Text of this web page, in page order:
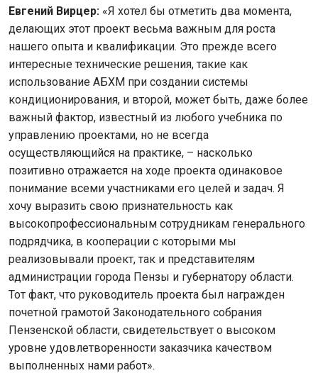
Евгений Вирцер: «Я хотел бы отметить два момента,
делающих этот проект весьма важным для роста
нашего опыта и квалификации. Это прежде всего
интересные технические решения, такие как
использование АБХМ при создании системы
кондиционирования, и второй, может быть, даже более
важный фактор, известный из любого учебника по
управлению проектами, но не всегда
осуществляющийся на практике, – насколько
позитивно отражается на ходе проекта одинаковое
понимание всеми участниками его целей и задач. Я
хочу выразить свою признательность как
высокопрофессиональным сотрудникам генерального
подрядчика, в кооперации с которыми мы
реализовывали проект, так и представителям
администрации города Пензы и губернатору области.
Тот факт, что руководитель проекта был награжден
почетной грамотой Законодательного собрания
Пензенской области, свидетельствует о высоком
уровне удовлетворенности заказчика качеством
выполненных нами работ».